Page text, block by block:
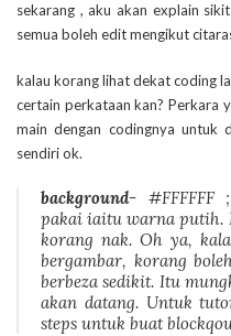
sekarang , aku akan explain
semua boleh edit mengikut
kalau korang lihat dekat coding
certain perkataan kan? Perkara
main dengan codingnya untuk
sendiri ok.
background- #FFFFFF ;
pakai iaitu warna putih.
korang nak. Oh ya,
bergambar, korang
berbeza sedikit. Itu
akan datang. Untuk
steps untuk buat